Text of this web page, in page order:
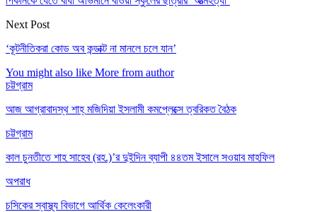
Next Post
‘কূটনীতিকরা কোড অব কন্ডাক্ট না মানলে চলে যান’
You might also like More from author
চট্টগ্রাম
আজ আগ্রাবাদস্থ শাহ্ মজিদিয়া ইসলামী কমপ্লেক্সে ত্বরিকত বৈঠক
চট্টগ্রাম
কাল চুনতীতে শাহ সাহেব (রহ.)’র দুইদিন ব্যাপী ৪৪তম ইসালে সওয়াব মাহফিল
অপরাধ
চসিকের স্বাস্থ্য বিভাগে আর্থিক কেলেংকারী